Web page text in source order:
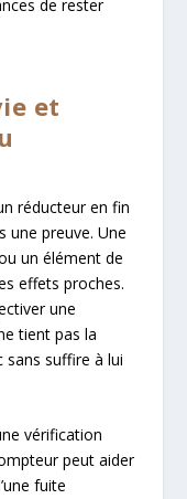
de rester
et
réducteur en fin
une preuve. Une
un élément de
effets proches.
une
tient pas la
sans suffire à lui
vérification
peut aider
fuite